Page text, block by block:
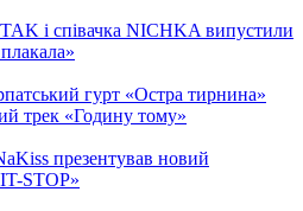
і співачка NICHKA випустили
гурт «Остра тирнина»
трек «Годину тому»
презентував новий
STOP»